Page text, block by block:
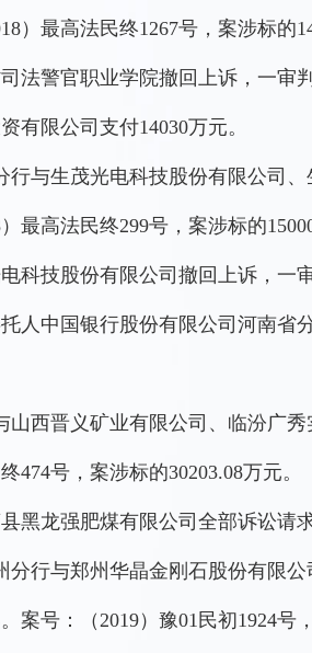
）最高法民终1267号，案涉标的
法警官职业学院撤回上诉，一审
有限公司支付14030万元。
行与生茂光电科技股份有限公司
最高法民终299号，案涉标的
科技股份有限公司撤回上诉，一
人中国银行股份有限公司河南省
西晋义矿业有限公司、临汾广秀
474号，案涉标的30203.08万元。
黑龙强肥煤有限公司全部诉讼请求
分行与郑州华晶金刚石股份有限
案号：（2019）豫01民初1924号